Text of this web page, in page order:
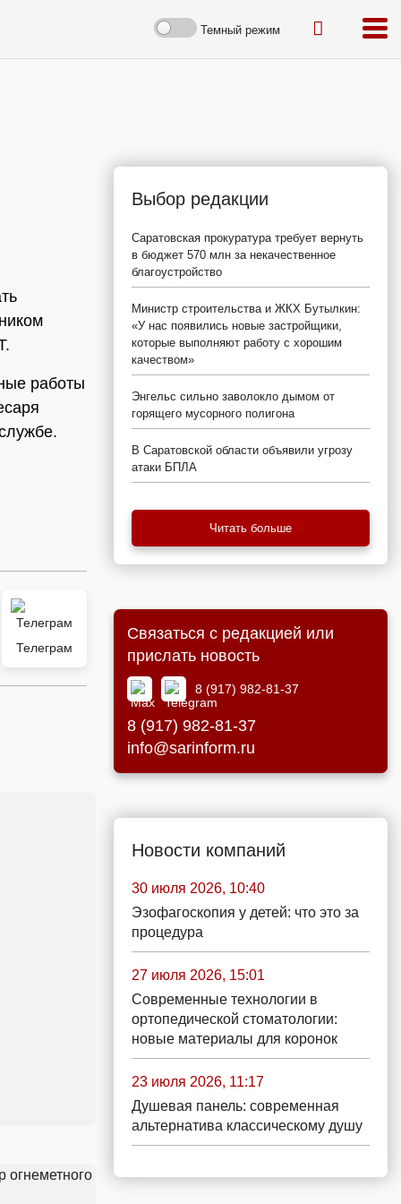
Темный режим
работы
Телеграм
Выбор редакции
Саратовская прокуратура требует вернуть
в бюджет 570 млн за некачественное
благоустройство
Министр строительства и ЖКХ Бутылкин:
«У нас появились новые застройщики,
которые выполняют работу с хорошим
качеством»
Энгельс сильно заволокло дымом от
горящего мусорного полигона
В Саратовской области объявили угрозу
атаки БПЛА
Читать больше
Связаться с редакцией или
прислать новость
8 (917) 982-81-37
8 (917) 982-81-37
info@sarinform.ru
Новости компаний
30 июля 2026, 10:40
Эзофагоскопия у детей: что это за
процедура
27 июля 2026, 15:01
Современные технологии в
ортопедической стоматологии:
новые материалы для коронок
23 июля 2026, 11:17
Душевая панель: современная
альтернатива классическому душу